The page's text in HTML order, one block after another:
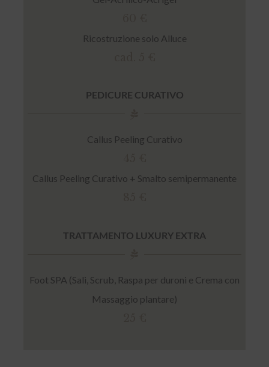
Ricostruzione solo Alluce
PEDICURE CURATIVO
Callus Peeling Curativo
Callus Peeling Curativo + Smalto semipermanente
TRATTAMENTO LUXURY EXTRA
Foot SPA (Sali, Scrub, Raspa per duroni e Crema con
Massaggio plantare)